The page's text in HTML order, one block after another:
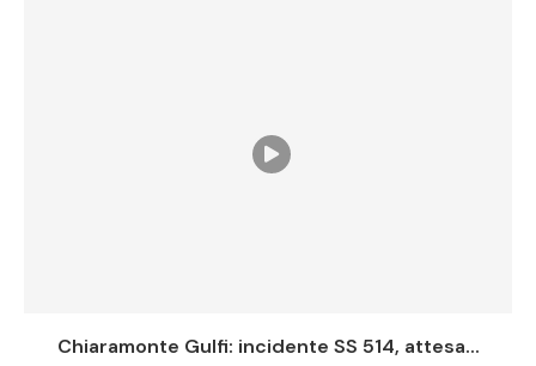
Chiaramonte Gulfi: incidente SS 514, attesa...